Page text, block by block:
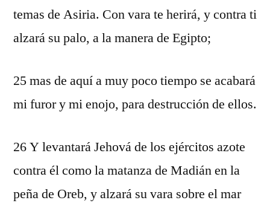
temas de Asiria. Con vara te herirá, y contra ti
alzará su palo, a la manera de Egipto;
25 mas de aquí a muy poco tiempo se acabará
mi furor y mi enojo, para destrucción de ellos.
26 Y levantará Jehová de los ejércitos azote
contra él como la matanza de Madián en la
peña de Oreb, y alzará su vara sobre el mar